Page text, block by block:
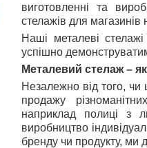
виготовленні та
стелажів для
Наші металеві
успішно
Металевий стелаж –
Незалежно від того, чи
продажу
наприклад полиці з
виробництво
бренду чи продукту,